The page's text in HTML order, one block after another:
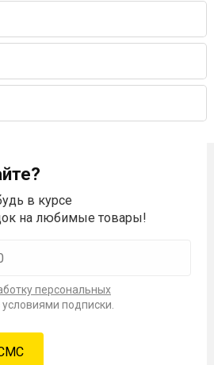
в курсе
на любимые товары!
персональных
условиями подписки.